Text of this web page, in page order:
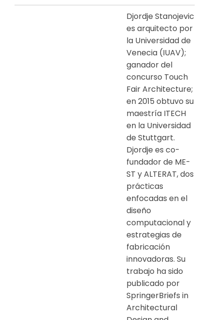
Djordje Stanojevic
es arquitecto por
la Universidad de
Venecia (IUAV);
ganador del
concurso Touch
Fair Architecture;
en 2015 obtuvo su
maestría ITECH
en la Universidad
de Stuttgart.
Djordje es co-
fundador de ME-
ST y ALTERAT, dos
prácticas
enfocadas en el
diseño
computacional y
estrategias de
fabricación
innovadoras. Su
trabajo ha sido
publicado por
SpringerBriefs in
Architectural